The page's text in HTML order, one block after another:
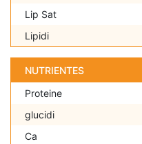
Lip Sat
Lipidi
NUTRIENTES
Proteine
glucidi
Ca